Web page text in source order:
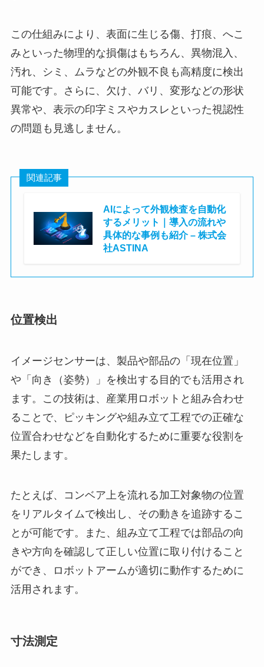
この仕組みにより、表面に生じる傷、打痕、へこ
みといった物理的な損傷はもちろん、異物混入、
汚れ、シミ、ムラなどの外観不良も高精度に検出
可能です。さらに、欠け、バリ、変形などの形状
異常や、表示の印字ミスやカスレといった視認性
の問題も見逃しません。
関連記事
AIによって外観検査を自動化
するメリット｜導入の流れや
具体的な事例も紹介 – 株式会
社ASTINA
位置検出
イメージセンサーは、製品や部品の「現在位置」
や「向き（姿勢）」を検出する目的でも活用され
ます。この技術は、産業用ロボットと組み合わせ
ることで、ピッキングや組み立て工程での正確な
位置合わせなどを自動化するために重要な役割を
果たします。
たとえば、コンベア上を流れる加工対象物の位置
をリアルタイムで検出し、その動きを追跡するこ
とが可能です。また、組み立て工程では部品の向
きや方向を確認して正しい位置に取り付けること
ができ、ロボットアームが適切に動作するために
活用されます。
寸法測定